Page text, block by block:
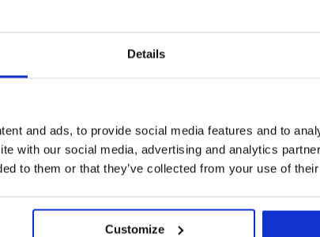
Details
and ads, to provide social media features and to
with our social media, advertising and analytics
to them or that they’ve collected from your use of
Customize